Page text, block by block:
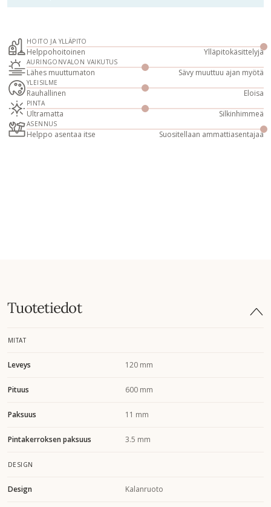
HOITO JA YLLÄPITO
Helppohoitoinen Ylläpitokäsittelyjä
AURINGONVALON VAIKUTUS
Lähes muuttumaton Sävy muuttuu ajan myötä
YLEISILME
Rauhallinen Eloisa
PINTA
Ultramatta Silkinhimmeä
ASENNUS
Helppo asentaa itse Suositellaan ammattiasentajaa
Tuotetiedot
MITAT
Leveys 120 mm
Pituus 600 mm
Paksuus 11 mm
Pintakerroksen paksuus 3.5 mm
DESIGN
Design Kalanruoto